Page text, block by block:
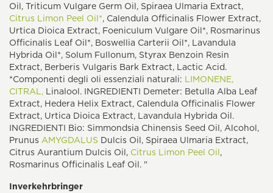
Oil, Triticum Vulgare Germ Oil, Spiraea Ulmaria Extract,
Citrus Limon Peel Oil*, Calendula Officinalis Flower Extract,
Urtica Dioica Extract, Foeniculum Vulgare Oil*, Rosmarinus
Officinalis Leaf Oil*, Boswellia Carterii Oil*, Lavandula
Hybrida Oil*, Solum Fullonum, Styrax Benzoin Resin
Extract, Berberis Vulgaris Bark Extract, Lactic Acid.
*Componenti degli oli essenziali naturali: LIMONENE,
CITRAL, Linalool. INGREDIENTI Demeter: Betulla Alba Leaf
Extract, Hedera Helix Extract, Calendula Officinalis Flower
Extract, Urtica Dioica Extract, Lavandula Hybrida Oil.
INGREDIENTI Bio: Simmondsia Chinensis Seed Oil, Alcohol,
Prunus AMYGDALUS Dulcis Oil, Spiraea Ulmaria Extract,
Citrus Aurantium Dulcis Oil, Citrus Limon Peel Oil,
Rosmarinus Officinalis Leaf Oil. "
Inverkehrbringer